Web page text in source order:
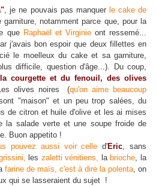
, je ne pouvais pas manquer le cake de
notamment parce que, pour la
que Raphaël et Virginieont ressemé...
j'avais bon espoir que deux fillettes en
le moelleux du cake et sa garniture,
difficile, question d'âge...). Du coup,
courgette et du fenouil, des olives
olives noires (qu'on aime beaucoup
"maison" et un peu trop salées, du
de citron et huile d'olive et les ai mises
la salade verte et une soupe froide de
Buon appetito !
pouvez aussi voir celle d'Eric, sans
les zaletti vénitiens, la brioche, la
farine de maïs, c'est à dire la polenta, on
qui se lasseraient du sujet !